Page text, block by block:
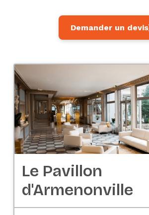
Demander un devis
Le Pavillon
d'Armenonville